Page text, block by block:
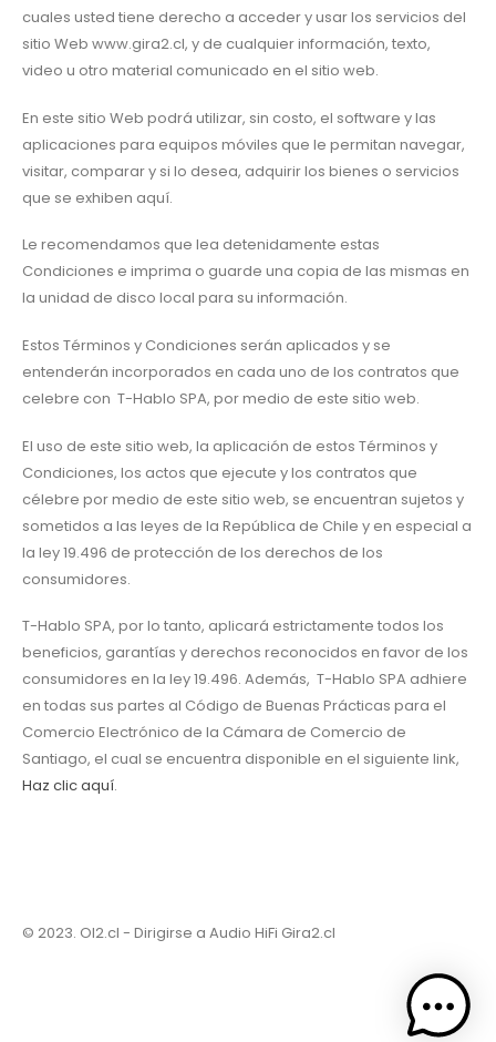
cuales usted tiene derecho a acceder y usar los servicios del
sitio Web www.gira2.cl, y de cualquier información, texto,
video u otro material comunicado en el sitio web.
En este sitio Web podrá utilizar, sin costo, el software y las
aplicaciones para equipos móviles que le permitan navegar,
visitar, comparar y si lo desea, adquirir los bienes o servicios
que se exhiben aquí.
Le recomendamos que lea detenidamente estas
Condiciones e imprima o guarde una copia de las mismas en
la unidad de disco local para su información.
Estos Términos y Condiciones serán aplicados y se
entenderán incorporados en cada uno de los contratos que
celebre con T-Hablo SPA, por medio de este sitio web.
El uso de este sitio web, la aplicación de estos Términos y
Condiciones, los actos que ejecute y los contratos que
célebre por medio de este sitio web, se encuentran sujetos y
sometidos a las leyes de la República de Chile y en especial a
la ley 19.496 de protección de los derechos de los
consumidores.
T-Hablo SPA, por lo tanto, aplicará estrictamente todos los
beneficios, garantías y derechos reconocidos en favor de los
consumidores en la ley 19.496. Además, T-Hablo SPA adhiere
en todas sus partes al Código de Buenas Prácticas para el
Comercio Electrónico de la Cámara de Comercio de
Santiago, el cual se encuentra disponible en el siguiente link,
Haz clic aquí.
© 2023. OI2.cl - Dirigirse a Audio HiFi Gira2.cl